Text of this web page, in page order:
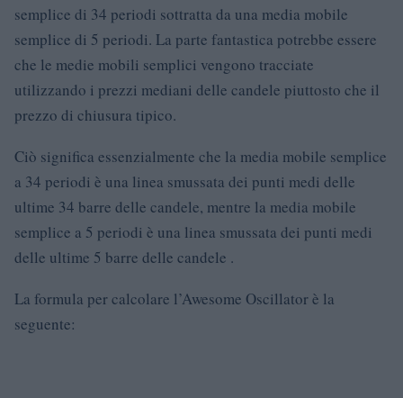
semplice di 34 periodi sottratta da una media mobile
semplice di 5 periodi. La parte fantastica potrebbe essere
che le medie mobili semplici vengono tracciate
utilizzando i prezzi mediani delle candele piuttosto che il
prezzo di chiusura tipico.
Ciò significa essenzialmente che la media mobile semplice
a 34 periodi è una linea smussata dei punti medi delle
ultime 34 barre delle candele, mentre la media mobile
semplice a 5 periodi è una linea smussata dei punti medi
delle ultime 5 barre delle candele .
La formula per calcolare l’Awesome Oscillator è la
seguente: